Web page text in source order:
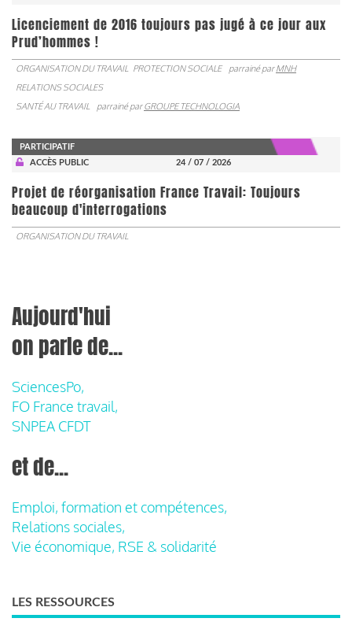
Licenciement de 2016 toujours pas jugé à ce jour aux
Prud’hommes !
ORGANISATION DU TRAVAIL PROTECTION SOCIALE parrainé parMNH
RELATIONS SOCIALES
SANTÉ AU TRAVAIL
parrainé parGROUPE TECHNOLOGIA
PARTICIPATIF
ACCÈS PUBLIC
24 / 07 / 2026
Projet de réorganisation France Travail: Toujours
beaucoup d'interrogations
ORGANISATION DU TRAVAIL
Aujourd'hui
on parle de...
SciencesPo,
FO France travail,
SNPEA CFDT
et de...
Emploi, formation et compétences,
Relations sociales,
Vie économique, RSE & solidarité
LES RESSOURCES